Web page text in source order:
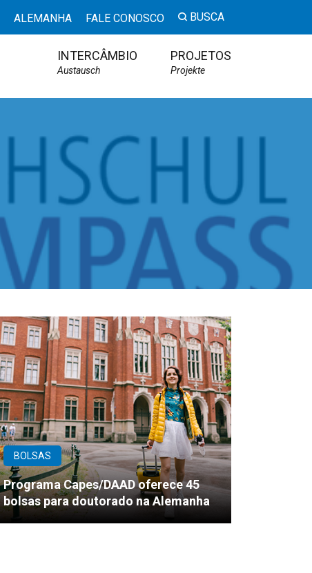
ALEMANHA FALE CONOSCO BUSCA
INTERCÂMBIO
Austausch
PROJETOS
Projekte
BOLSAS
Programa Capes/DAAD oferece 45
bolsas para doutorado na Alemanha